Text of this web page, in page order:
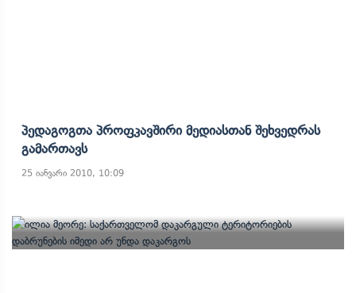
Პედაგოგთა Პროფკავშირი Მედიასთან Შეხვედრას
Გამართავს
25 იანვარი 2010, 10:09